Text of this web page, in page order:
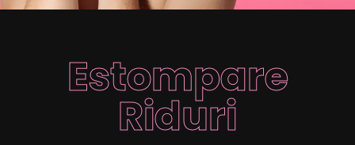
Estompare
Riduri